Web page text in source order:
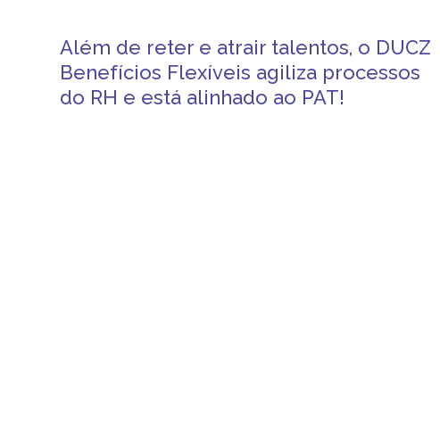
Além de reter e atrair talentos, o DUCZ
Benefícios Flexíveis agiliza processos
do RH e está alinhado ao PAT!